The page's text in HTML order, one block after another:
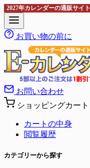
2027年カレンダーの通販サイト
お買い物の前に
お問い合わせ
ショッピングカート
カートの中身
閲覧履歴
カテゴリーから探す